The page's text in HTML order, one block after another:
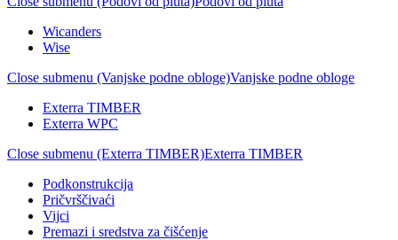
Wicanders
Wise
Close submenu (Vanjske podne obloge)Vanjske podne obloge
Exterra TIMBER
Exterra WPC
Close submenu (Exterra TIMBER)Exterra TIMBER
Podkonstrukcija
Pričvrščivaći
Vijci
Premazi i sredstva za čišćenje